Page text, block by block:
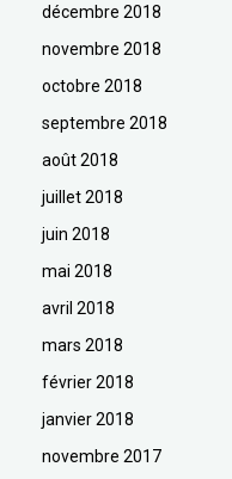
décembre 2018
novembre 2018
octobre 2018
septembre 2018
août 2018
juillet 2018
juin 2018
mai 2018
avril 2018
mars 2018
février 2018
janvier 2018
novembre 2017